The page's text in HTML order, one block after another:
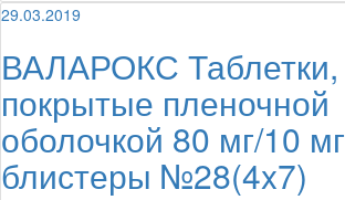
29.03.2019
ВАЛАРОКС Таблетки,
покрытые пленочной
оболочкой 80 мг/10 мг
блистеры №28(4x7)